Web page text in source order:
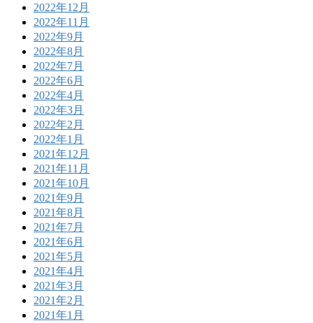
2022年12月
2022年11月
2022年9月
2022年8月
2022年7月
2022年6月
2022年4月
2022年3月
2022年2月
2022年1月
2021年12月
2021年11月
2021年10月
2021年9月
2021年8月
2021年7月
2021年6月
2021年5月
2021年4月
2021年3月
2021年2月
2021年1月